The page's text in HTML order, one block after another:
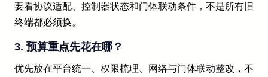
要看协议适配、控制器状态和门体联动条件，不是所有旧
终端都必须换。
3. 预算重点先花在哪？
优先放在平台统一、权限梳理、网络与门体联动整改，不